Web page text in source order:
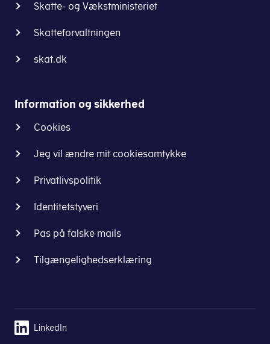
Skatte- og Vækstministeriet
Skatteforvaltningen
skat.dk
Information og sikkerhed
Cookies
Jeg vil ændre mit cookiesamtykke
Privatlivspolitik
Identitetstyveri
Pas på falske mails
Tilgængelighedserklæring
LinkedIn